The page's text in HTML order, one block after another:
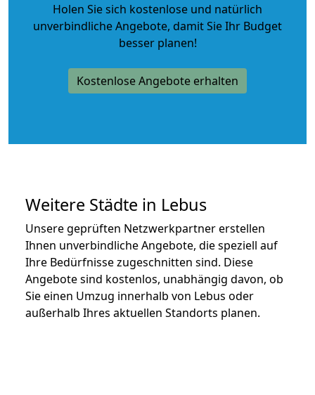
Holen Sie sich kostenlose und natürlich
unverbindliche Angebote, damit Sie Ihr Budget
besser planen!
Kostenlose Angebote erhalten
Weitere Städte in Lebus
Unsere geprüften Netzwerkpartner erstellen
Ihnen unverbindliche Angebote, die speziell auf
Ihre Bedürfnisse zugeschnitten sind. Diese
Angebote sind kostenlos, unabhängig davon, ob
Sie einen Umzug innerhalb von Lebus oder
außerhalb Ihres aktuellen Standorts planen.